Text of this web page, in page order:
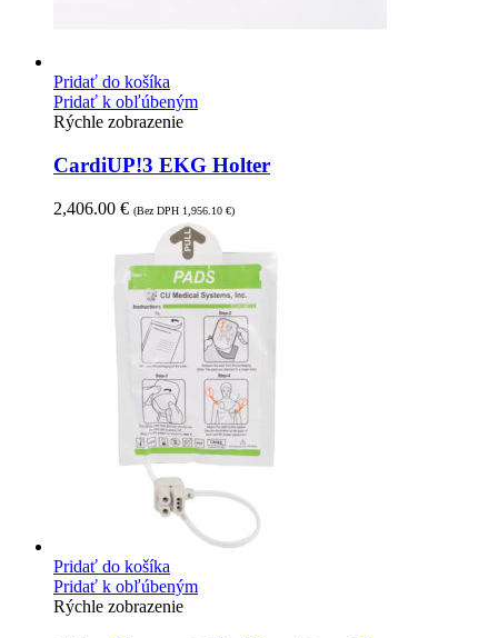
Pridať do košíka
Pridať k obľúbeným
Rýchle zobrazenie
CardiUP!3 EKG Holter
2,406.00 € (Bez DPH 1,956.10 €)
Pridať do košíka
Pridať k obľúbeným
Rýchle zobrazenie